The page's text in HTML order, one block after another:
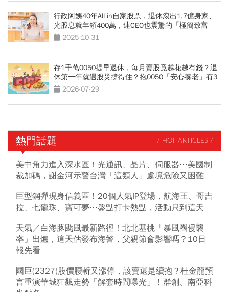
行政阿姨40年All in自家股票，退休滾出1.7億身家、
光股息就年領400萬，連CEO也震驚的「極簡致富
術」2025-10-31
存1千萬0050提早退休，每月賣股竟越花越有錢？退
休第一年就遇股災撐得住？抱0050「安心養老」有3
條件2026-07-29
熱門話題 / HOT ARTICLES /
美中角力進入深水區！光通訊、晶片、伺服器…美國制
裁加碼，謝金河示警台灣「這類人」處境危險又困難
巨型鋼彈現身信義區！20個人氣IP登場，航海王、哥吉
拉、七龍珠、寶可夢…盤點打卡熱點，活動只到這天
天氣／白海豚颱風最新路徑！北北基桃「暴風圈侵襲
率」出爐，這天估發布海警，父親節會影響嗎？10日
報先看
國巨(2327)股價腰斬又漲停，該賣還是續抱？杜金龍預
言重演華城狂飆走勢「解套時間曝光」！群創、南亞科